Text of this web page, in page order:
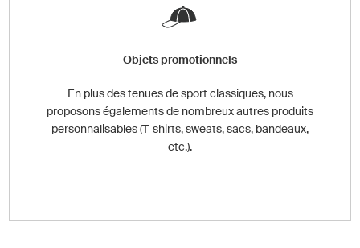
Objets promotionnels
En plus des tenues de sport classiques, nous
proposons égalements de nombreux autres produits
personnalisables (T-shirts, sweats, sacs, bandeaux,
etc.).